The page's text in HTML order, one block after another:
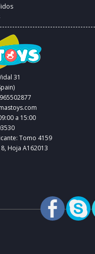
31
a 15:00
Tomo 4159
Hoja A162013